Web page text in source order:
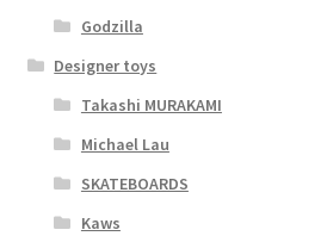
Godzilla
Designer toys
Takashi MURAKAMI
Michael Lau
SKATEBOARDS
Kaws